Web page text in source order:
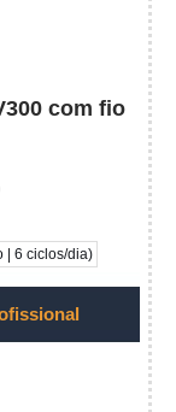
com fio
| 6 ciclos/dia)